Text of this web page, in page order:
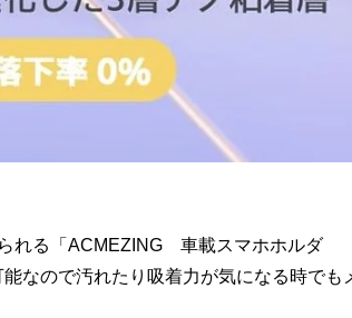
れる「ACMEZING 車載スマホホルダ
なので汚れたり吸着力が気になる時でも